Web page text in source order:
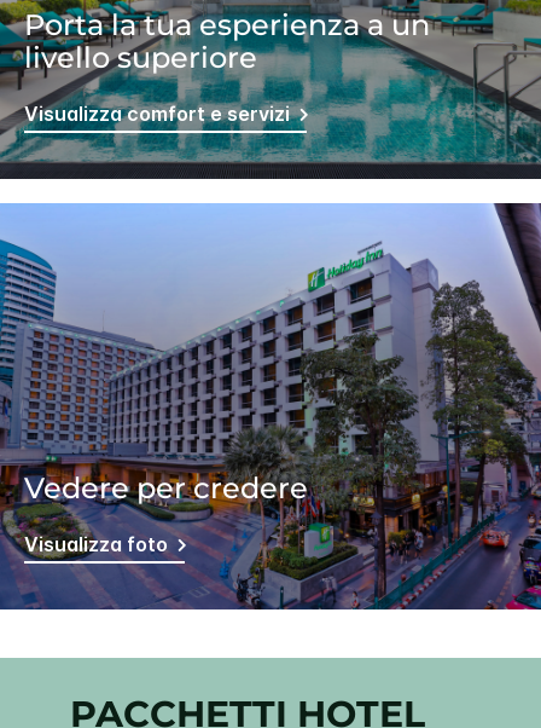
Porta la tua esperienza a un
livello superiore
Visualizza comfort e servizi
Vedere per credere
Visualizza foto
PACCHETTI HOTEL